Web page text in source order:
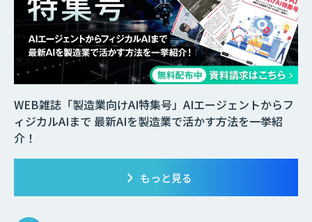
WEB雑誌「製造業向けAI特集号」AIエージェントからフ
ィジカルAIまで 最新AIを製造業で活かす方法を一挙紹
介！
もっと見る